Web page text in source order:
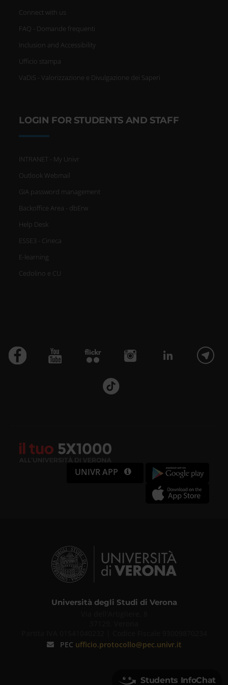
Connect with us
FAQ - Domande frequenti
Inclusion and Accessibility
Ufficio stampa
VaDiS - Valorizzazione e Divulgazione dei Saperi
LOGIN FOR STUDENTS AND STAFF
INTRANET - My Univr
Outlook Webmail
GIA password management
Backoffice Area - dbErw
Help Desk
ESSE3 - Cineca
E-learning
Cedolino e CU
UNIVR APP
Università degli Studi di Verona
PEC ufficio.protocollo@pec.univr.it
Students InfoChat